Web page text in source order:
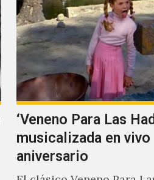
‘Veneno Para Las
musicalizada en vivo
aniversario